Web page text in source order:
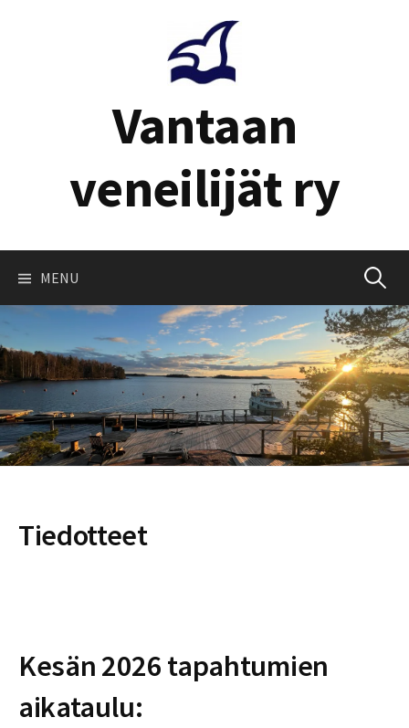
Vantaan
veneilijät ry
MENU Haku:
Tiedotteet
Kesän 2026 tapahtumien
aikataulu: